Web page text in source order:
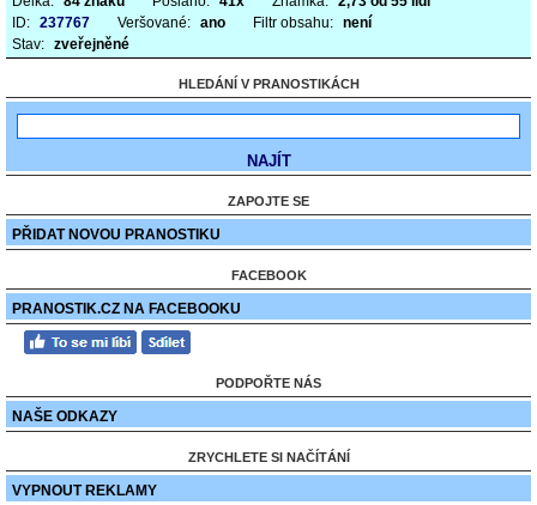
ID: 237767 Veršované: ano Filtr obsahu: není
Stav: zveřejněné
HLEDÁNÍ V PRANOSTIKÁCH
ZAPOJTE SE
PŘIDAT NOVOU PRANOSTIKU
FACEBOOK
PRANOSTIK.CZ NA FACEBOOKU
PODPOŘTE NÁS
NAŠE ODKAZY
ZRYCHLETE SI NAČÍTÁNÍ
VYPNOUT REKLAMY